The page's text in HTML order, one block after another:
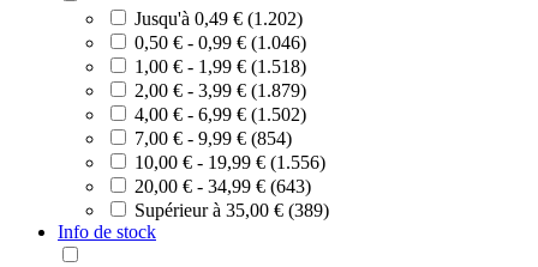
Jusqu'à 0,49 € (1.202)
0,50 € - 0,99 € (1.046)
1,00 € - 1,99 € (1.518)
2,00 € - 3,99 € (1.879)
4,00 € - 6,99 € (1.502)
7,00 € - 9,99 € (854)
10,00 € - 19,99 € (1.556)
20,00 € - 34,99 € (643)
Supérieur à 35,00 € (389)
Info de stock